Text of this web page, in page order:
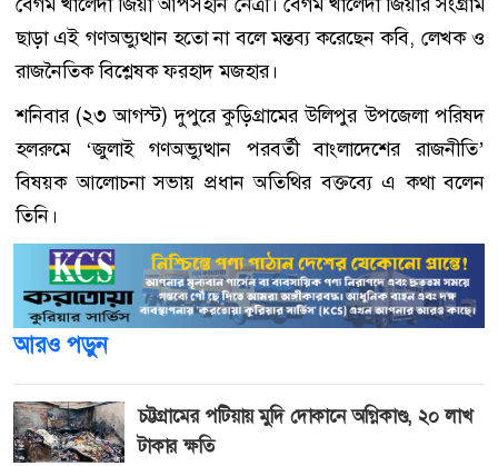
ছাড়া এই গণঅভ্যুত্থান হতো না ব‌লে মন্তব্য ক‌রে‌ছেন ক‌বি, লেখক ও
রাজনৈতিক বিশ্লেষক ফরহাদ মজহার।
শ‌নিবার (২৩ আগস্ট) দুপু‌রে কু‌ড়িগ্রামের উলিপুর উপ‌জেলা প‌রিষদ
হলরু‌মে ‘জুলাই গণঅভ্যুত্থান পরবর্তী বাংলাদেশের রাজনীতি’
বিষয়ক আলোচনা সভায় প্রধান অতিথির ব‌ক্তব্যে এ কথা ব‌লেন
তি‌নি।
আরও পড়ুন
চট্টগ্রামের পটিয়ায় মুদি দোকানে অগ্নিকাণ্ড, ২০ লাখ
টাকার ক্ষতি